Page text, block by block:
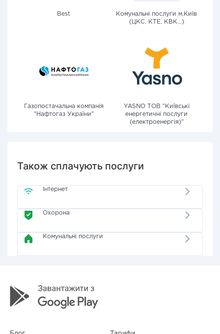
Best
Комунальні послуги м.Київ
(ЦКС, КТЕ, КВК...)
Газопостачальна компанія
"Нафтогаз України"
YASNO ТОВ "Київські
енергетичні послуги
(електроенергія)"
Також сплачують послуги
Інтернет
Охорона
Комунальні послуги